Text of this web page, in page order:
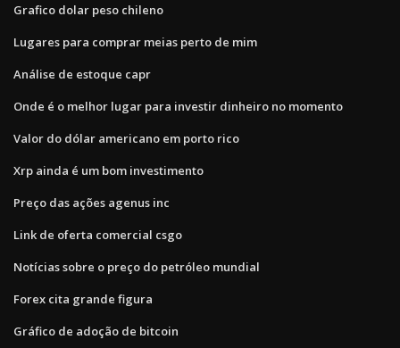
Grafico dolar peso chileno
Lugares para comprar meias perto de mim
Análise de estoque capr
Onde é o melhor lugar para investir dinheiro no momento
Valor do dólar americano em porto rico
Xrp ainda é um bom investimento
Preço das ações agenus inc
Link de oferta comercial csgo
Notícias sobre o preço do petróleo mundial
Forex cita grande figura
Gráfico de adoção de bitcoin